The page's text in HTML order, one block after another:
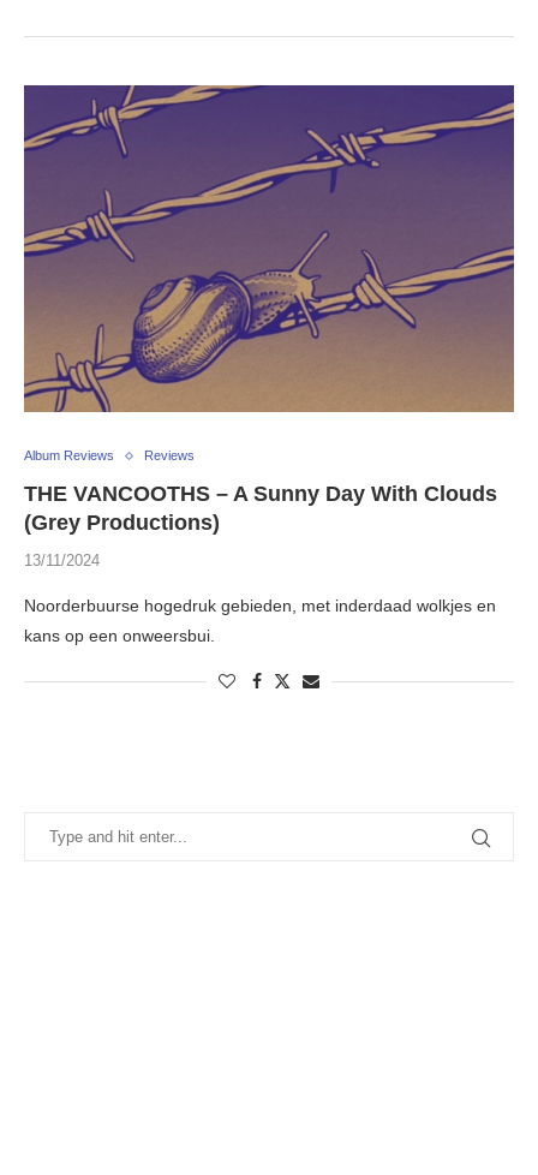
Album Reviews Reviews
THE VANCOOTHS – A Sunny Day With Clouds
(Grey Productions)
13/11/2024
Noorderbuurse hogedruk gebieden, met inderdaad wolkjes en
kans op een onweersbui.